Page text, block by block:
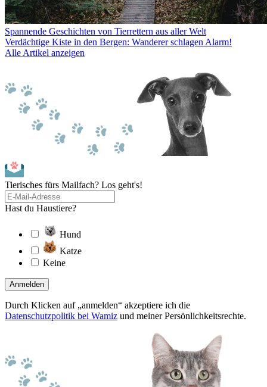
Spannende Geschichten von Tierrettern aus aller Welt
Verdächtige Kiste in den Bergen: Wanderer schlagen Alarm!
Alle Artikel anzeigen
Tierisches fürs Mailfach? Los geht's!
Hast du Haustiere?
Hund
Katze
Keine
Anmelden
Durch Klicken auf „anmelden“ akzeptiere ich die
Datenschutzpolitik bei Wamiz und meiner Persönlichkeitsrechte.